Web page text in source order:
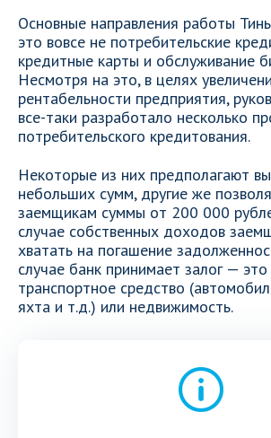
Основные направления работы
это вовсе не потребительские
кредитные карты и обслуживание
Несмотря на это, в целях
рентабельности предприятия,
все-таки разработало несколько
потребительского кредитования.
Некоторые из них предполагают
небольших сумм, другие же
заемщикам суммы от 200 000
случае собственных доходов
хватать на погашение
случае банк принимает залог —
транспортное средство
яхта и т.д.) или недвижимость.